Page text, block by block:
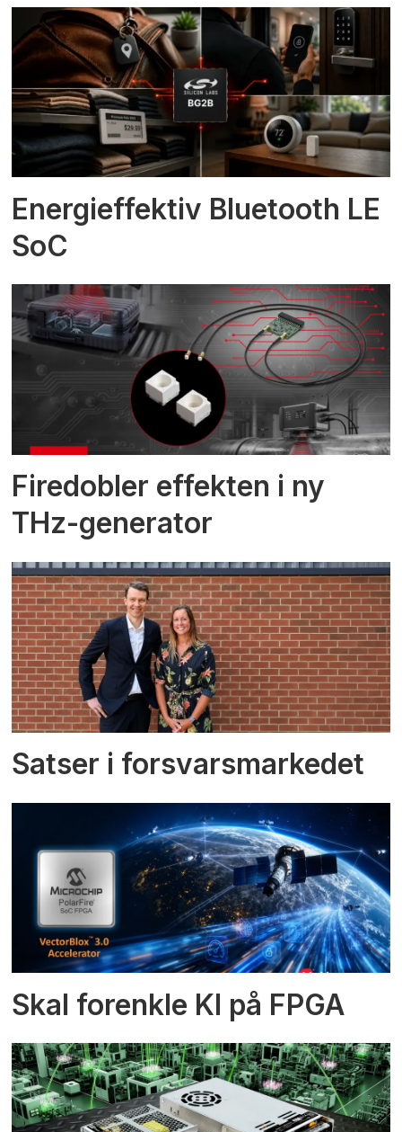
Energieffektiv Bluetooth LE
SoC
Firedobler effekten i ny
THz-generator
Satser i forsvarsmarkedet
Skal forenkle KI på FPGA